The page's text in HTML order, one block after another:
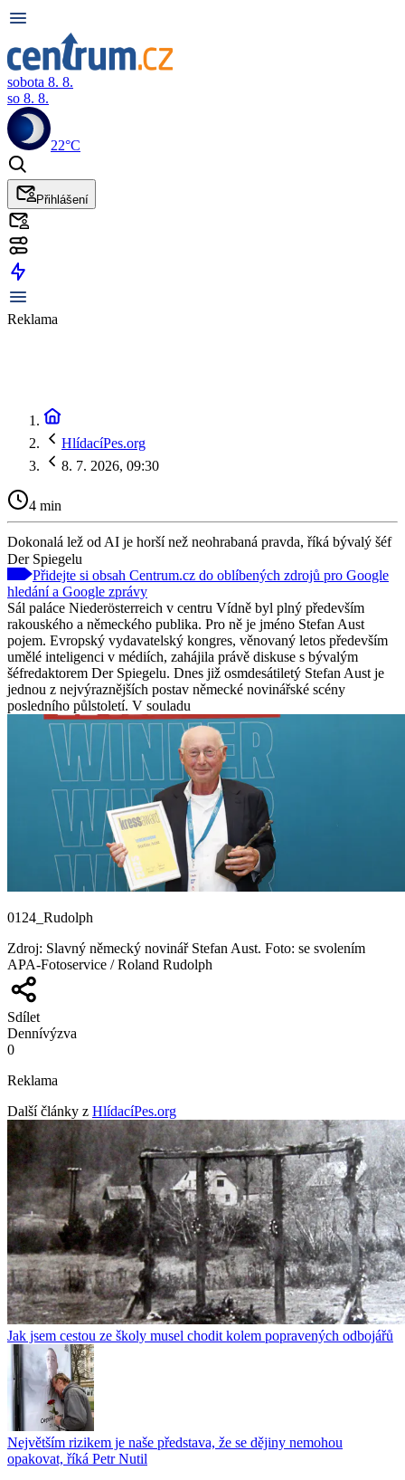
sobota 8. 8.
so 8. 8.
22°C
Přihlášení
Reklama
HlídacíPes.org
8. 7. 2026, 09:30
4 min
Dokonalá lež od AI je horší než neohrabaná pravda, říká bývalý šéf
Der Spiegelu
Přidejte si obsah Centrum.cz do oblíbených zdrojů pro Google
hledání a Google zprávy
Sál paláce Niederösterreich v centru Vídně byl plný především
rakouského a německého publika. Pro ně je jméno Stefan Aust
pojem. Evropský vydavatelský kongres, věnovaný letos především
umělé inteligenci v médiích, zahájila právě diskuse s bývalým
šéfredaktorem Der Spiegelu. Dnes již osmdesátiletý Stefan Aust je
jednou z nejvýraznějších postav německé novinářské scény
posledního půlstoletí. V souladu
0124_Rudolph
Zdroj: Slavný německý novinář Stefan Aust. Foto: se svolením
APA-Fotoservice / Roland Rudolph
Sdílet
Dennívýzva
0
Reklama
Další články z HlídacíPes.org
Jak jsem cestou ze školy musel chodit kolem popravených odbojářů
Největším rizikem je naše představa, že se dějiny nemohou
opakovat, říká Petr Nutil